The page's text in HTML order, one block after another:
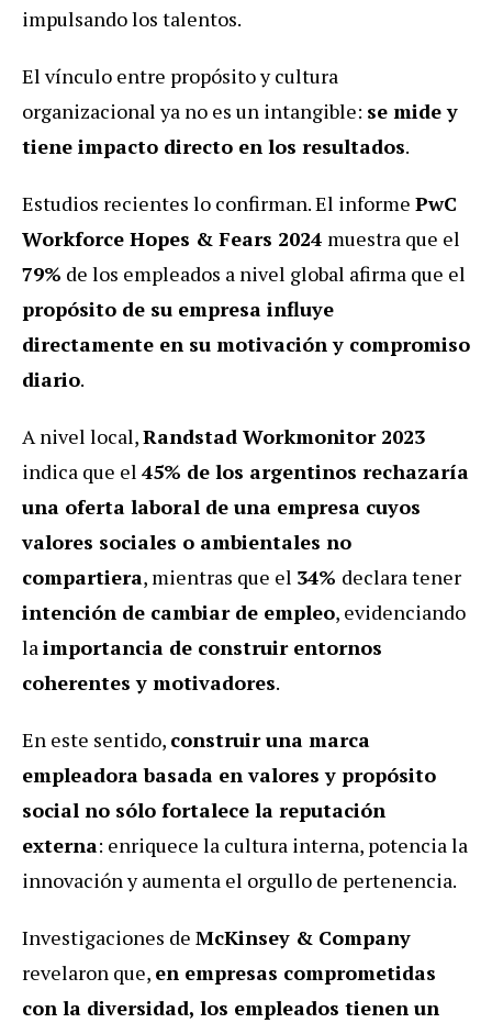
impulsando los talentos.
El vínculo entre propósito y cultura
organizacional ya no es un intangible: se mide y
tiene impacto directo en los resultados.
Estudios recientes lo confirman. El informe PwC
Workforce Hopes & Fears 2024 muestra que el
79% de los empleados a nivel global afirma que el
propósito de su empresa influye
directamente en su motivación y compromiso
diario.
A nivel local,Randstad Workmonitor 2023
indica que el 45% de los argentinos rechazaría
una oferta laboral de una empresa cuyos
valores sociales o ambientales no
compartiera, mientras que el 34% declara tener
intención de cambiar de empleo, evidenciando
laimportancia de construir entornos
coherentes y motivadores.
En este sentido, construir una marca
empleadora basada en valores y propósito
social no sólo fortalece la reputación
externa: enriquece la cultura interna, potencia la
innovación y aumenta el orgullo de pertenencia.
Investigaciones de McKinsey & Company
revelaron que, en empresas comprometidas
con la diversidad, los empleados tienen un